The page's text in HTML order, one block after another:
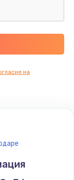
на